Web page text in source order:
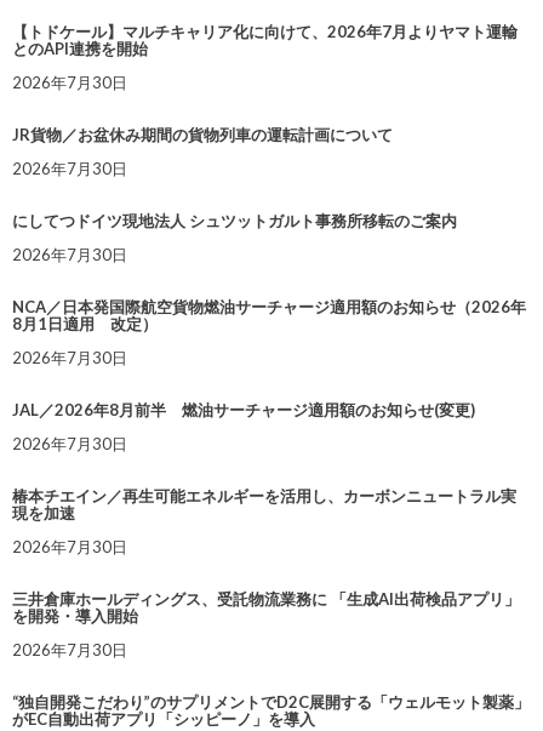
【トドケール】マルチキャリア化に向けて、2026年7月よりヤマト運輸
とのAPI連携を開始
2026年7月30日
JR貨物／お盆休み期間の貨物列車の運転計画について
2026年7月30日
にしてつドイツ現地法人 シュツットガルト事務所移転のご案内
2026年7月30日
NCA／日本発国際航空貨物燃油サーチャージ適用額のお知らせ（2026年
8月1日適用 改定）
2026年7月30日
JAL／2026年8月前半 燃油サーチャージ適用額のお知らせ(変更)
2026年7月30日
椿本チエイン／再生可能エネルギーを活用し、カーボンニュートラル実
現を加速
2026年7月30日
三井倉庫ホールディングス、受託物流業務に 「生成AI出荷検品アプリ」
を開発・導入開始
2026年7月30日
“独自開発こだわり”のサプリメントでD2C展開する「ウェルモット製薬」
がEC自動出荷アプリ「シッピーノ」を導入